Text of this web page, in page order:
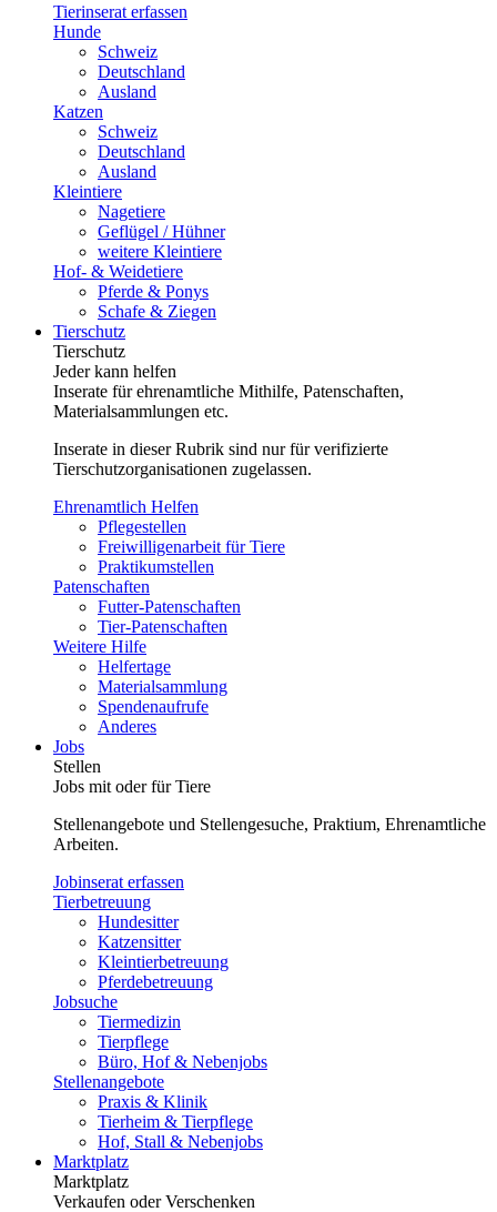
Tierinserat erfassen
Hunde
Schweiz
Deutschland
Ausland
Katzen
Schweiz
Deutschland
Ausland
Kleintiere
Nagetiere
Geflügel / Hühner
weitere Kleintiere
Hof- & Weidetiere
Pferde & Ponys
Schafe & Ziegen
Tierschutz
Tierschutz
Jeder kann helfen
Inserate für ehrenamtliche Mithilfe, Patenschaften,
Materialsammlungen etc.
Inserate in dieser Rubrik sind nur für verifizierte
Tierschutzorganisationen zugelassen.
Ehrenamtlich Helfen
Pflegestellen
Freiwilligenarbeit für Tiere
Praktikumstellen
Patenschaften
Futter-Patenschaften
Tier-Patenschaften
Weitere Hilfe
Helfertage
Materialsammlung
Spendenaufrufe
Anderes
Jobs
Stellen
Jobs mit oder für Tiere
Stellenangebote und Stellengesuche, Praktium, Ehrenamtliche
Arbeiten.
Jobinserat erfassen
Tierbetreuung
Hundesitter
Katzensitter
Kleintierbetreuung
Pferdebetreuung
Jobsuche
Tiermedizin
Tierpflege
Büro, Hof & Nebenjobs
Stellenangebote
Praxis & Klinik
Tierheim & Tierpflege
Hof, Stall & Nebenjobs
Marktplatz
Marktplatz
Verkaufen oder Verschenken